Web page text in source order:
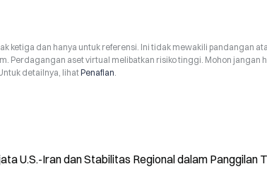
ketiga dan hanya untuk referensi. Ini tidak mewakili pandangan
Perdagangan aset virtual melibatkan risiko tinggi. Mohon jangan
detailnya, lihatPenafian.
U.S.-Iran dan Stabilitas Regional dalam Panggilan